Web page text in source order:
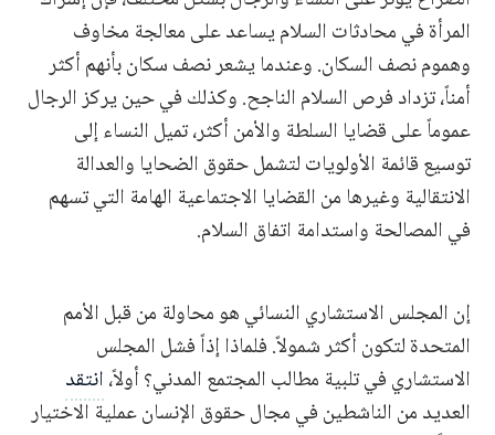
المرأة في محادثات السلام يساعد على معالجة مخاوف
وهموم نصف السكان. وعندما يشعر نصف سكان بأنهم أكثر
أمناً، تزداد فرص السلام الناجح. وكذلك في حين يركز الرجال
عموماً على قضايا السلطة والأمن أكثر، تميل النساء إلى
توسيع قائمة الأولويات لتشمل حقوق الضحايا والعدالة
الانتقالية وغيرها من القضايا الاجتماعية الهامة التي تسهم
في المصالحة واستدامة اتفاق السلام.
إن المجلس الاستشاري النسائي هو محاولة من قبل الأمم
المتحدة لتكون أكثر شمولاً. فلماذا إذاً فشل المجلس
الاستشاري في تلبية مطالب المجتمع المدني؟ أولاً،انتقد
العديد من الناشطين في مجال حقوق الإنسان عملية الاختيار